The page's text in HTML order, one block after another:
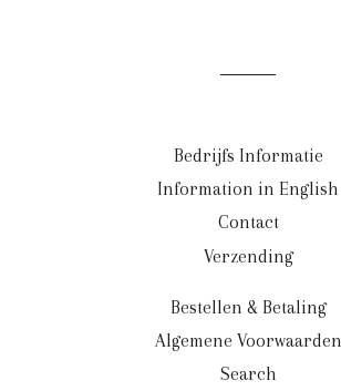
Bedrijfs Informatie
Information in English
Contact
Verzending
Bestellen & Betaling
Algemene Voorwaarden
Search